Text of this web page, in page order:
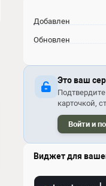
Добавлен
Обновлен
Это ваш
карточкой,
Войти и
Виджет для